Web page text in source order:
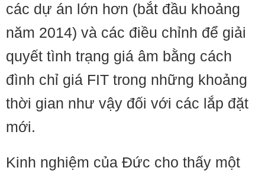
các dự án lớn hơn (bắt đầu khoảng
năm 2014) và các điều chỉnh để giải
quyết tình trạng giá âm bằng cách
đình chỉ giá FIT trong những khoảng
thời gian như vậy đối với các lắp đặt
mới.
Kinh nghiệm của Đức cho thấy một